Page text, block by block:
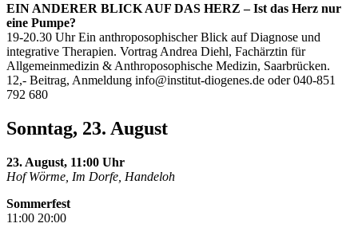
EIN ANDERER BLICK AUF DAS HERZ – Ist das Herz nur
eine Pumpe?
19-20.30 Uhr Ein anthroposophischer Blick auf Diagnose und
integrative Therapien. Vortrag Andrea Diehl, Fachärztin für
Allgemeinmedizin & Anthroposophische Medizin, Saarbrücken.
12,- Beitrag, Anmeldung info@institut-diogenes.de oder 040-851
792 680
Sonntag, 23. August
23. August, 11:00 Uhr
Hof Wörme, Im Dorfe, Handeloh
Sommerfest
11:00 20:00